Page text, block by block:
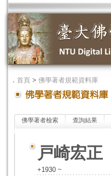
． 首頁 > 佛學著者規範資料庫
佛學著者檢索 查詢結果
戸崎宏正
+1930 ~